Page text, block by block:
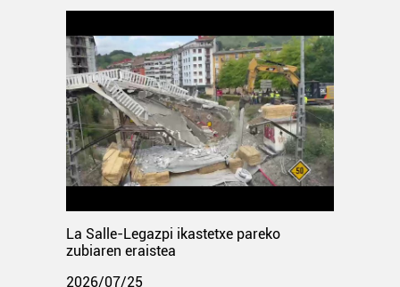
La Salle-Legazpi ikastetxe pareko
zubiaren eraistea
2026/07/25